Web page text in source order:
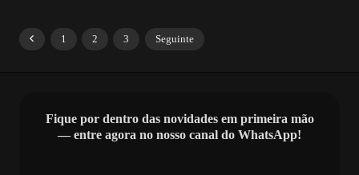
1 2 3 Seguinte
Fique por dentro das novidades em primeira mão
— entre agora no nosso canal do WhatsApp!